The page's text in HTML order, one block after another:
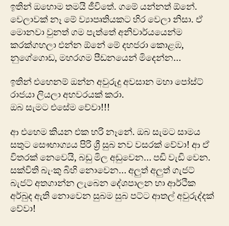
ඉතින් ඔහොම තමයි ජීවිතේ. ගමේ යන්නත් ඕනේ.
වෙලාවක් නෑ මේ ව්‍යාපෘතියකට හිර වෙලා නිසා. ඒ
මොනවා වුනත් ගම පැත්තේ අනිවාර්යයෙන්ම
කරක්ගහලා එන්න ඕනේ මේ දහජරා කොළඹ,
නුගේගොඩ, මහරගම පීඩ‍නයෙන් මිදෙන්න…
ඉතින් ‍එහෙනම් ඔන්න අවුරුදු අවසාන මහා පෝස්ට්
රාජයා ලියලා අහවරයක් කරා.
ඔබ සැමට එසේම වේවා!!!
ආ එහෙම කියන එක හරි නෑනේ. ඔබ සැමට සාමය
සතුට සෞභාග්‍යය පිරි ශ්‍රී සුබ නව වසරක් වේවා! ආ ඒ
විතරක් නෙවෙයි, බඩු මිල අඩුවෙන… පඩි වැඩි වෙන.
සක්විති බැංකු බිහි නොවෙන… අලුත් අලුත් ගැජට්
බැජට් අතගාන්න ලැබෙන දේශපාලන හා ආර්ථික
අර්බුද ඇති නොවෙන සුබම සුබ පට්ට ආතල් අවුරුද්දක්
වේවා!